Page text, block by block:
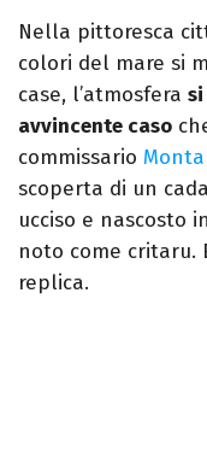
Nella pittoresca
colori del mare si
case, l’atmosfera
avvincente caso
commissario
scoperta di un
ucciso e nascosto
noto come critaru.
replica.